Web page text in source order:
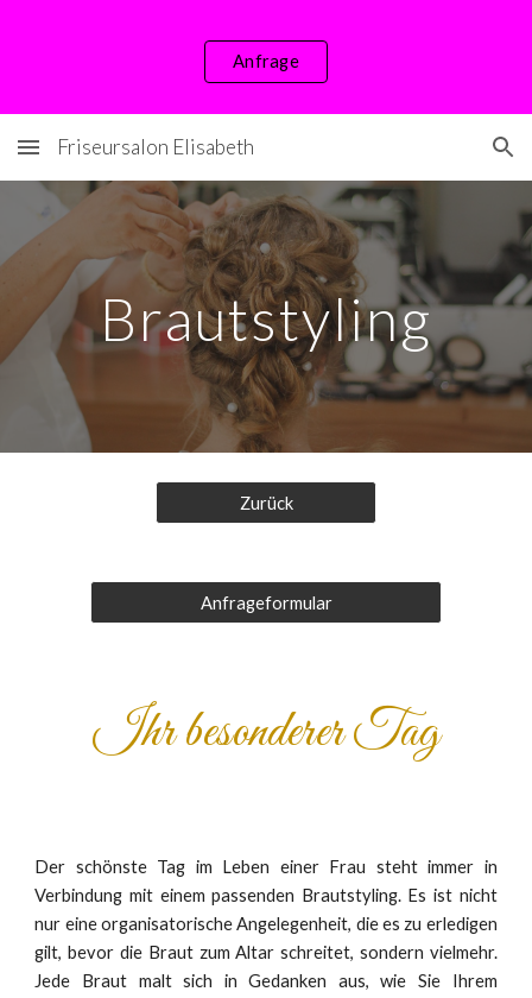
Anfrage
Friseursalon Elisabeth
Brautstyling
Zurück
Anfrageformular
Ihr besonderer Tag
Der schönste Tag im Leben einer Frau steht immer in
Verbindung mit einem passenden Brautstyling. Es ist nicht
nur eine organisatorische Angelegenheit, die es zu erledigen
gilt, bevor die Braut zum Altar schreitet, sondern vielmehr.
Jede Braut malt sich in Gedanken aus, wie Sie Ihrem